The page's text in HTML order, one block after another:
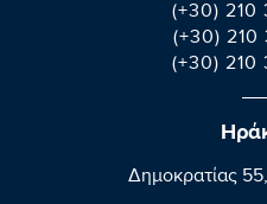
(+30)
(+30) 210
(+30) 210
Δημοκρατίας